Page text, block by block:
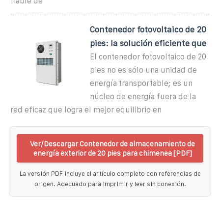
Contenedor fotovoltaico de 20
pies: la solución eficiente que
El contenedor fotovoltaico de 20
pies no es sólo una unidad de
energía transportable; es un
núcleo de energía fuera de la
red eficaz que logra el mejor equilibrio en
Ver/Descargar Contenedor de almacenamiento de
energía exterior de 20 pies para chimenea [PDF]
La versión PDF incluye el artículo completo con referencias de
origen. Adecuado para imprimir y leer sin conexión.